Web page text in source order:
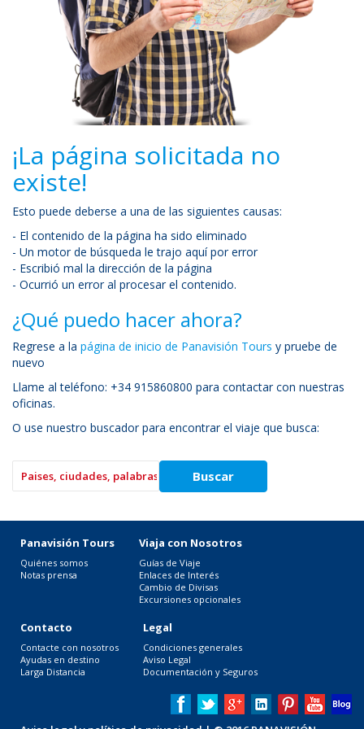
¡La página solicitada no
existe!
Esto puede deberse a una de las siguientes causas:
- El contenido de la página ha sido eliminado
- Un motor de búsqueda le trajo aquí por error
- Escribió mal la dirección de la página
- Ocurrió un error al procesar el contenido.
¿Qué puedo hacer ahora?
Regrese a la página de inicio de Panavisión Tours y pruebe de
nuevo
Llame al teléfono: +34 915860800 para contactar con nuestras
oficinas.
O use nuestro buscador para encontrar el viaje que busca:
Panavisión Tours
Quiénes somos
Notas prensa
Viaja con Nosotros
Guías de Viaje
Enlaces de Interés
Cambio de Divisas
Excursiones opcionales
Contacto
Contacte con nosotros
Ayudas en destino
Larga Distancia
Legal
Condiciones generales
Aviso Legal
Documentación y Seguros